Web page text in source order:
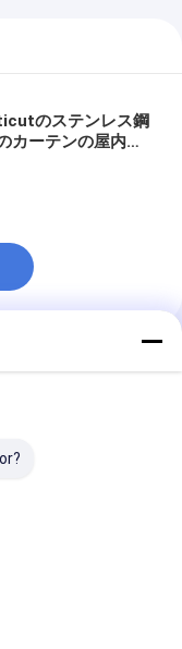
のステンレス鋼
カーテンの屋内